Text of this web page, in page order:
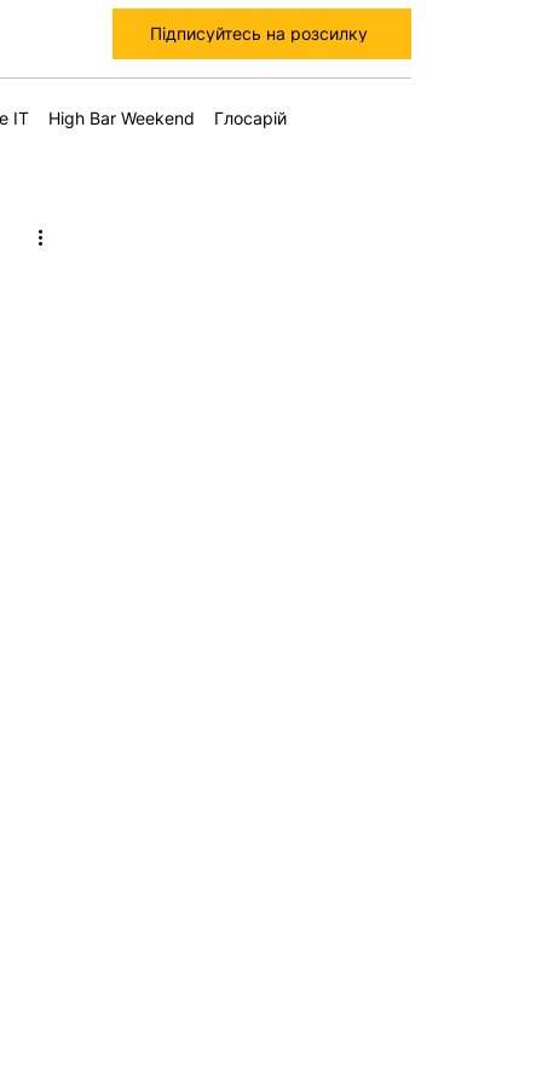
Підписуйтесь на розсилку
IT High Bar Weekend Глосарій